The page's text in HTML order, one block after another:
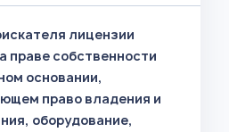
лицензии
праве собственности
основании,
право владения и
оборудование,